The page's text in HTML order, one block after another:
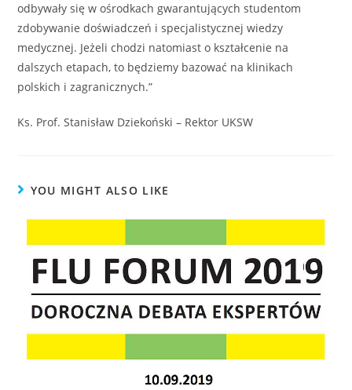
odbywały się w ośrodkach gwarantujących studentom
zdobywanie doświadczeń i specjalistycznej wiedzy
medycznej. Jeżeli chodzi natomiast o kształcenie na
dalszych etapach, to będziemy bazować na klinikach
polskich i zagranicznych.”
Ks. Prof. Stanisław Dziekoński – Rektor UKSW
YOU MIGHT ALSO LIKE